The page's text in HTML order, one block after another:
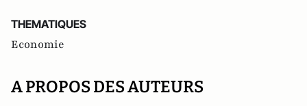
THEMATIQUES
Economie
A PROPOS DES AUTEURS